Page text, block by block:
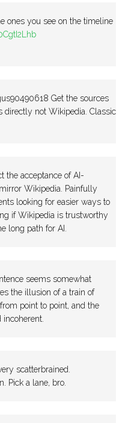
ones you see on the timeline
Get the sources
directly not Wikipedia. Classic
the acceptance of AI-
Wikipedia. Painfully
looking for easier ways to
if Wikipedia is trustworthy
long path for AI.
seems somewhat
the illusion of a train of
point to point, and the
scatterbrained.
Pick a lane, bro.